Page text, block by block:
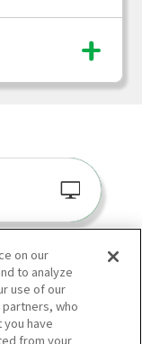
阪神百貨店E-
on our
to analyze
use of our
who
have
from your